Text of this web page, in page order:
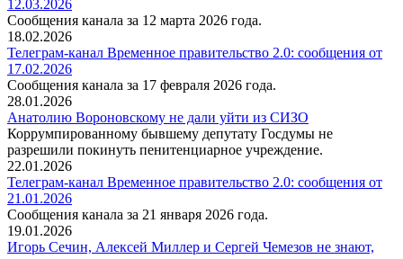
12.03.2026
Сообщения канала за 12 марта 2026 года.
18.02.2026
Телеграм-канал Временное правительство 2.0: сообщения от
17.02.2026
Сообщения канала за 17 февраля 2026 года.
28.01.2026
Анатолию Вороновскому не дали уйти из СИЗО
Коррумпированному бывшему депутату Госдумы не
разрешили покинуть пенитенциарное учреждение.
22.01.2026
Телеграм-канал Временное правительство 2.0: сообщения от
21.01.2026
Сообщения канала за 21 января 2026 года.
19.01.2026
Игорь Сечин, Алексей Миллер и Сергей Чемезов не знают,